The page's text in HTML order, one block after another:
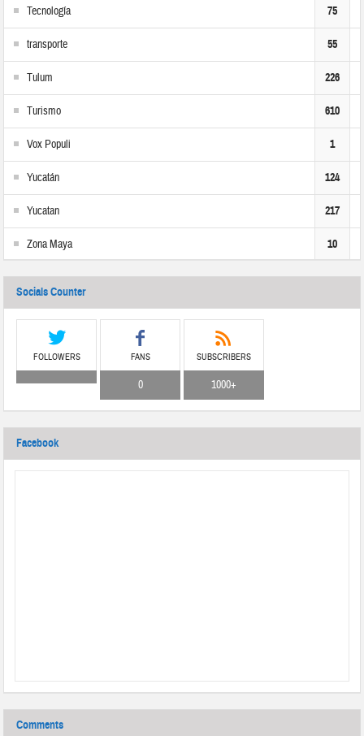
Tecnología 75
transporte 55
Tulum 226
Turismo 610
Vox Populi 1
Yucatán 124
Yucatan 217
Zona Maya 10
Socials Counter
FOLLOWERS FANS
0
SUBSCRIBERS
1000+
Facebook
Comments